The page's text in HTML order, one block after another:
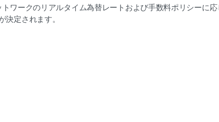
トワークのリアルタイム為替レートおよび手数料ポリシーに
決定されます。